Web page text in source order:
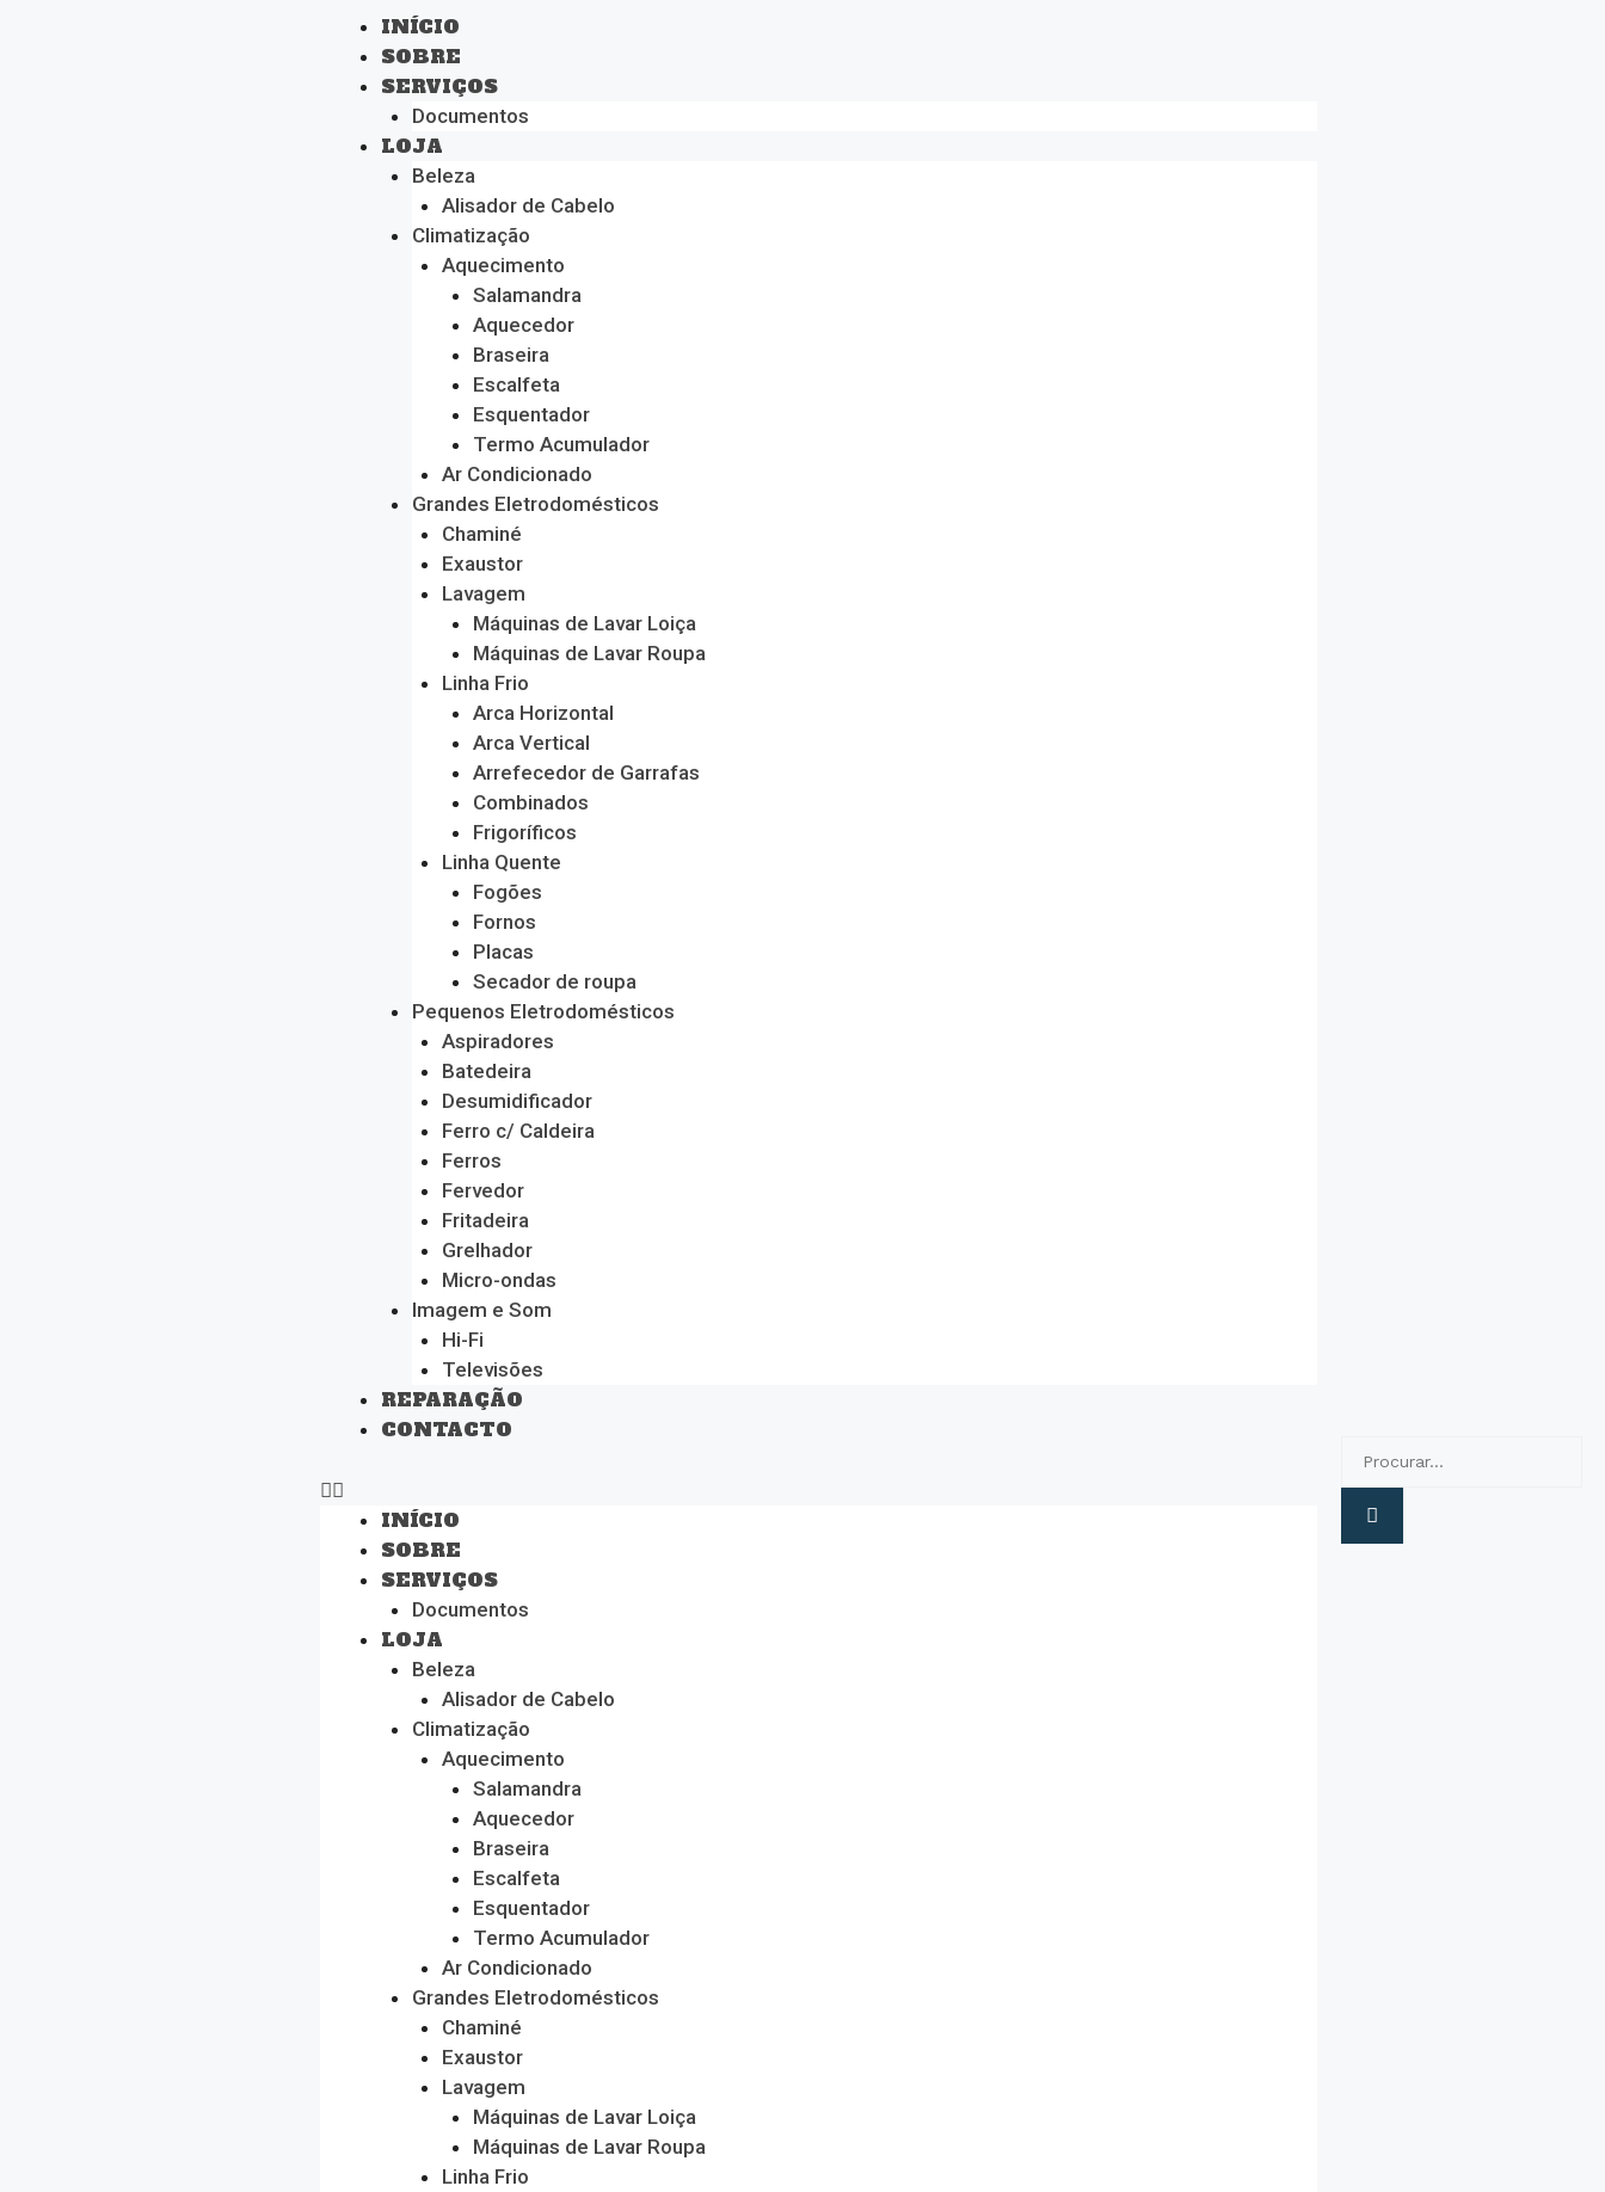
INÍCIO
SOBRE
SERVIÇOS
Documentos
LOJA
Beleza
Alisador de Cabelo
Climatização
Aquecimento
Salamandra
Aquecedor
Braseira
Escalfeta
Esquentador
Termo Acumulador
Ar Condicionado
Grandes Eletrodomésticos
Chaminé
Exaustor
Lavagem
Máquinas de Lavar Loiça
Máquinas de Lavar Roupa
Linha Frio
Arca Horizontal
Arca Vertical
Arrefecedor de Garrafas
Combinados
Frigoríficos
Linha Quente
Fogões
Fornos
Placas
Secador de roupa
Pequenos Eletrodomésticos
Aspiradores
Batedeira
Desumidificador
Ferro c/ Caldeira
Ferros
Fervedor
Fritadeira
Grelhador
Micro-ondas
Imagem e Som
Hi-Fi
Televisões
REPARAÇÃO
CONTACTO
INÍCIO
SOBRE
SERVIÇOS
Documentos
LOJA
Beleza
Alisador de Cabelo
Climatização
Aquecimento
Salamandra
Aquecedor
Braseira
Escalfeta
Esquentador
Termo Acumulador
Ar Condicionado
Grandes Eletrodomésticos
Chaminé
Exaustor
Lavagem
Máquinas de Lavar Loiça
Máquinas de Lavar Roupa
Linha Frio